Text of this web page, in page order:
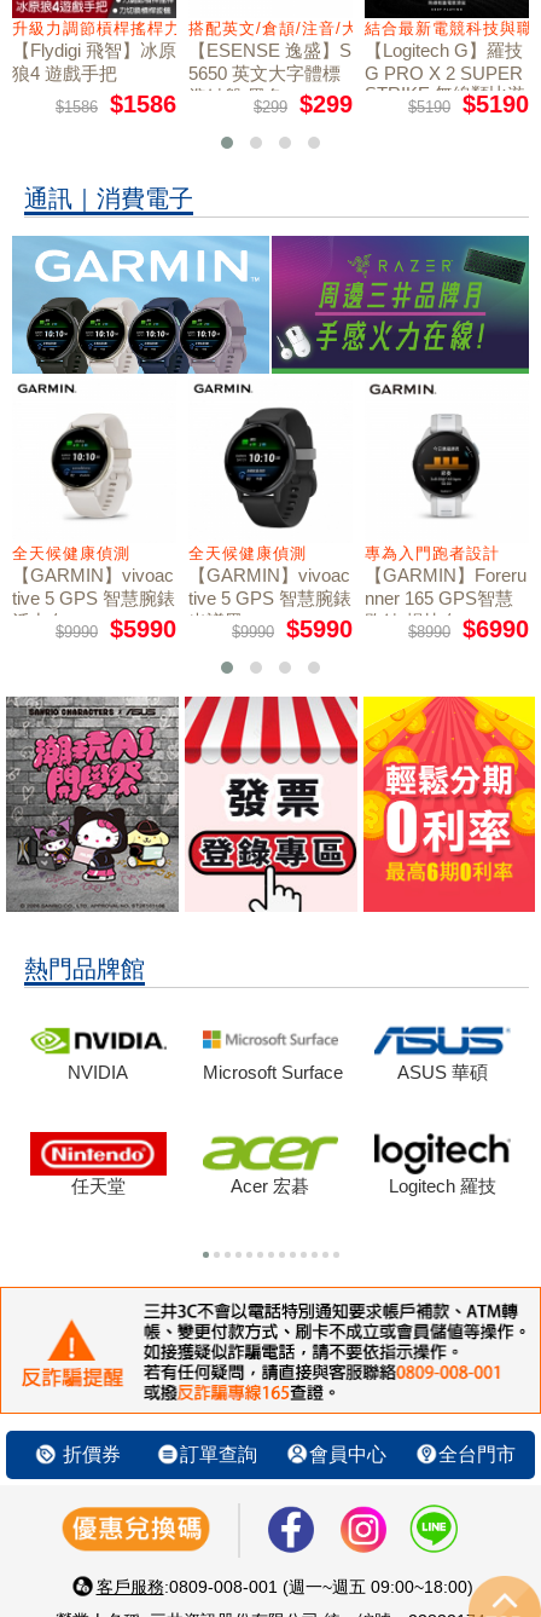
墊
升級力調節槓桿搖桿力切換扳機
【Flydigi 飛智】冰原
狼4 遊戲手把
$1586 $1586
搭配英文/倉頡/注音/大易
【ESENSE 逸盛】S
5650 英文大字體標
準鍵盤 黑色
$299 $299
結合最新電競科技與
【Logitech G】羅技
G PRO X 2 SUPER
STRIKE 無線類比遊
戲滑鼠$5190 $5190
通訊｜消費電子
全天候健康偵測
【GARMIN】vivoac
tive 5 GPS 智慧腕錶
活力白
$9990 $5990
全天候健康偵測
【GARMIN】vivoac
tive 5 GPS 智慧腕錶
光譜黑
$9990 $5990
專為入門跑者設計
【GARMIN】Foreru
nner 165 GPS智慧
跑錶 暢快白
$8990 $6990
熱門品牌館
NVIDIA Microsoft Surface ASUS 華碩
任天堂 Acer 宏碁 Logitech 羅技
折價券 訂單查詢 會員中心 全台門市
客戶服務:0809-008-001 (週一~週五 09:00~18:00)